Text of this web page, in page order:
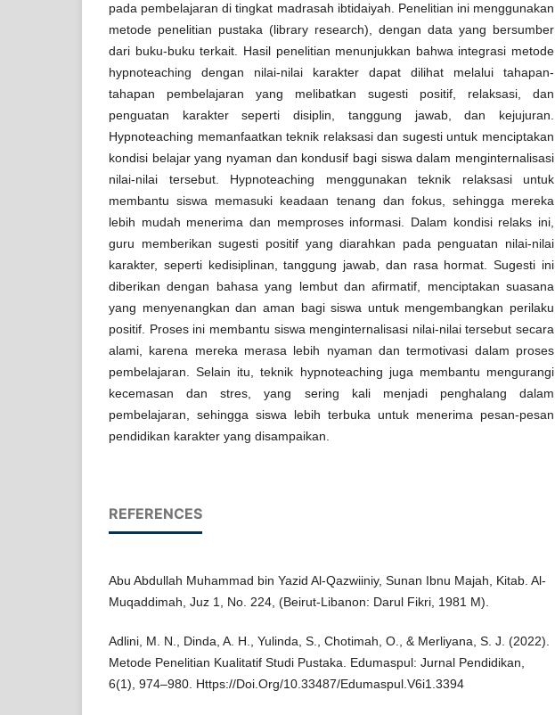
pada pembelajaran di tingkat madrasah ibtidaiyah. Penelitian ini menggunakan
metode penelitian pustaka (library research), dengan data yang bersumber
dari buku-buku terkait. Hasil penelitian menunjukkan bahwa integrasi metode
hypnoteaching dengan nilai-nilai karakter dapat dilihat melalui tahapan-
tahapan pembelajaran yang melibatkan sugesti positif, relaksasi, dan
penguatan karakter seperti disiplin, tanggung jawab, dan kejujuran.
Hypnoteaching memanfaatkan teknik relaksasi dan sugesti untuk menciptakan
kondisi belajar yang nyaman dan kondusif bagi siswa dalam menginternalisasi
nilai-nilai tersebut. Hypnoteaching menggunakan teknik relaksasi untuk
membantu siswa memasuki keadaan tenang dan fokus, sehingga mereka
lebih mudah menerima dan memproses informasi. Dalam kondisi relaks ini,
guru memberikan sugesti positif yang diarahkan pada penguatan nilai-nilai
karakter, seperti kedisiplinan, tanggung jawab, dan rasa hormat. Sugesti ini
diberikan dengan bahasa yang lembut dan afirmatif, menciptakan suasana
yang menyenangkan dan aman bagi siswa untuk mengembangkan perilaku
positif. Proses ini membantu siswa menginternalisasi nilai-nilai tersebut secara
alami, karena mereka merasa lebih nyaman dan termotivasi dalam proses
pembelajaran. Selain itu, teknik hypnoteaching juga membantu mengurangi
kecemasan dan stres, yang sering kali menjadi penghalang dalam
pembelajaran, sehingga siswa lebih terbuka untuk menerima pesan-pesan
pendidikan karakter yang disampaikan.
REFERENCES
Abu Abdullah Muhammad bin Yazid Al-Qazwiiniy, Sunan Ibnu Majah, Kitab. Al-
Muqaddimah, Juz 1, No. 224, (Beirut-Libanon: Darul Fikri, 1981 M).
Adlini, M. N., Dinda, A. H., Yulinda, S., Chotimah, O., & Merliyana, S. J. (2022).
Metode Penelitian Kualitatif Studi Pustaka. Edumaspul: Jurnal Pendidikan,
6(1), 974–980. Https://Doi.Org/10.33487/Edumaspul.V6i1.3394